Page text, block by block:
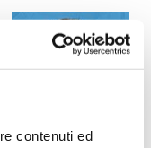
contenuti ed
preso